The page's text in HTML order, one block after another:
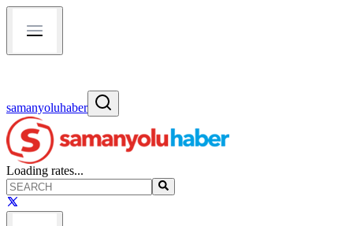
samanyoluhaber
Loading rates...